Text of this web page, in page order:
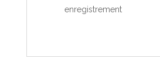
enregistrement